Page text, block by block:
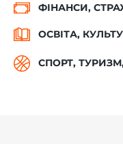
ФІНАНСИ,
ОСВІТА,
СПОРТ,